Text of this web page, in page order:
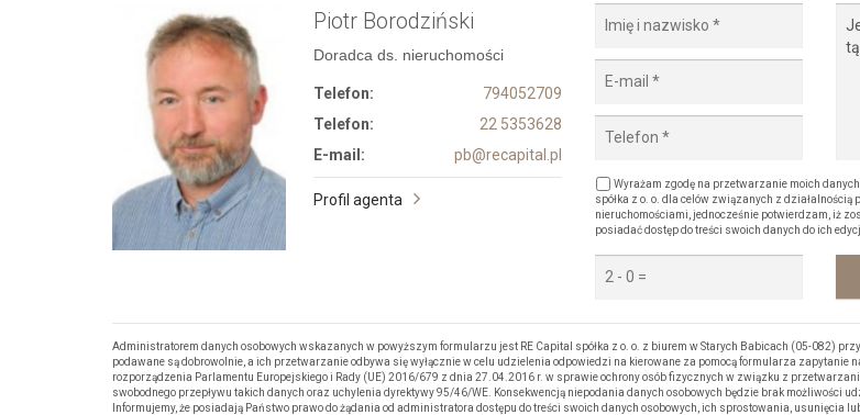
Piotr Borodziński
Doradca ds. nieruchomości
Telefon:
794052709
Telefon:
22 5353628
E-mail:
pb@recapital.pl
Profil agenta
Wyrażam zgodę na przetwarzanie moich
spółka z o. o. dla celów związanych z działalnością
nieruchomościami, jednocześnie potwierdzam, iż
posiadać dostęp do treści swoich danych do ich
Administratorem danych osobowych wskazanych w powyższym formularzu jest RE Capital spółka z o. o. z biurem w Starych Babicach (05-082)
podawane są dobrowolnie, a ich przetwarzanie odbywa się wyłącznie w celu udzielenia odpowiedzi na kierowane za pomocą formularza zapytanie
rozporządzenia Parlamentu Europejskiego i Rady (UE) 2016/679 z dnia 27.04.2016 r. w sprawie ochrony osób fizycznych w związku z
swobodnego przepływu takich danych oraz uchylenia dyrektywy 95/46/WE. Konsekwencją niepodania danych osobowych będzie brak możliwości
Informujemy, że posiadają Państwo prawo do żądania od administratora dostępu do treści swoich danych osobowych, ich sprostowania, usunięcia